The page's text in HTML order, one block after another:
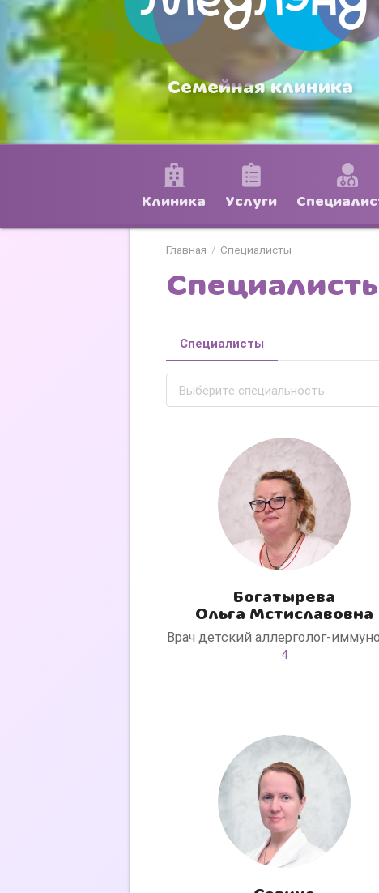
Семейная клиника
Клиника Услуги
Главная / Специалисты
Специалисты
Выберите специальность
Богатырева
Ольга Мстиславовна
Врач детский аллерголог-
4